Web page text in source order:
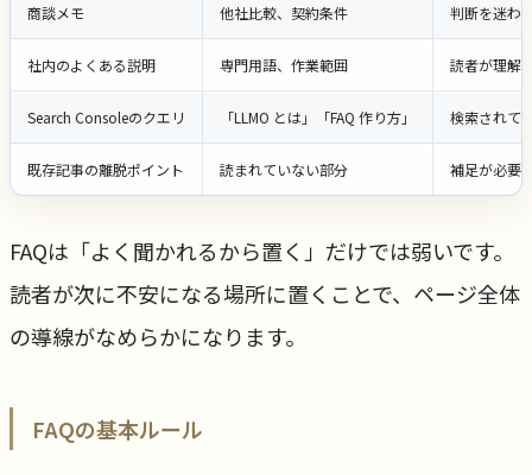
商談メモ 他社比較、契約条件 判断を迷わ
社内のよくある説明 専門用語、作業範囲 読者が理解
Search Consoleのクエリ 「LLMO とは」「FAQ 作り方」 検索されて
既存記事の離脱ポイント 読まれていない部分 補足が必要
FAQは「よく聞かれるから置く」だけでは弱いです。
読者が次に不安になる場所に置くことで、ページ全体
の導線がなめらかになります。
FAQの基本ルール